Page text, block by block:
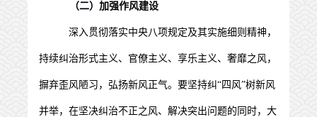
（二）加强作风建设
深入贯彻落实中央八项规定及其实施细则精神，
持续纠治形式主义、官僚主义、享乐主义、奢靡之风，
摒弃歪风陋习，弘扬新风正气。要坚持纠“四风”树新风
并举，在坚决纠治不正之风、解决突出问题的同时，大